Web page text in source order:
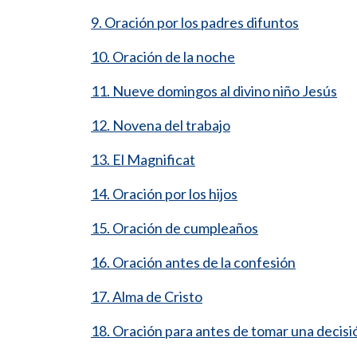
9. Oración por los padres difuntos
10. Oración de la noche
11. Nueve domingos al divino niño Jesús
12. Novena del trabajo
13. El Magnificat
14. Oración por los hijos
15. Oración de cumpleaños
16. Oración antes de la confesión
17. Alma de Cristo
18. Oración para antes de tomar una